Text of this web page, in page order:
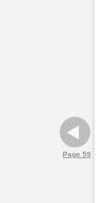
Page 59